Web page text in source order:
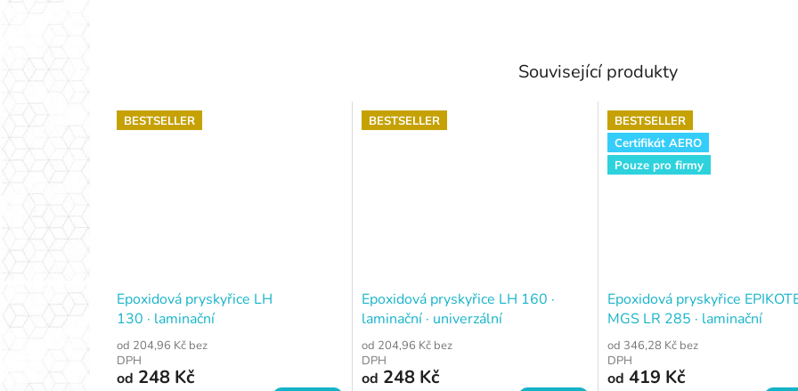
Související produkty
BESTSELLER
Epoxidová pryskyřice LH
130 · laminační
od 204,96 Kč bez
DPH
od 248 Kč
BESTSELLER
Epoxidová pryskyřice LH 160 ·
laminační · univerzální
od 204,96 Kč bez
DPH
od 248 Kč
BESTSELLER
Certifikát AERO
Pouze pro firmy
Epoxidová pryskyřice
MGS LR 285 · laminační
od 346,28 Kč bez
DPH
od 419 Kč